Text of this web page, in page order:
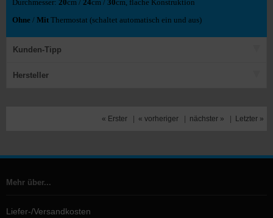
Durchmesser: 20cm / 24cm / 30cm, flache Konstruktion
Ohne / Mit Thermostat (schaltet automatisch ein und aus)
Kunden-Tipp
Hersteller
« Erster « vorheriger nächster » Letzter »
Mehr über...
Liefer-/Versandkosten